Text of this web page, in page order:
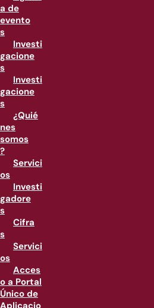
a de
evento
s
Investi
gacione
s
Investi
gacione
s
¿Quié
nes
somos
?
Servici
os
Investi
gadore
s
Cifra
s
Servici
os
Acces
o a Portal
Único de
Aplicacio